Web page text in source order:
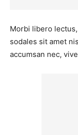
Morbi libero
sodales sit amet
accumsan nec,